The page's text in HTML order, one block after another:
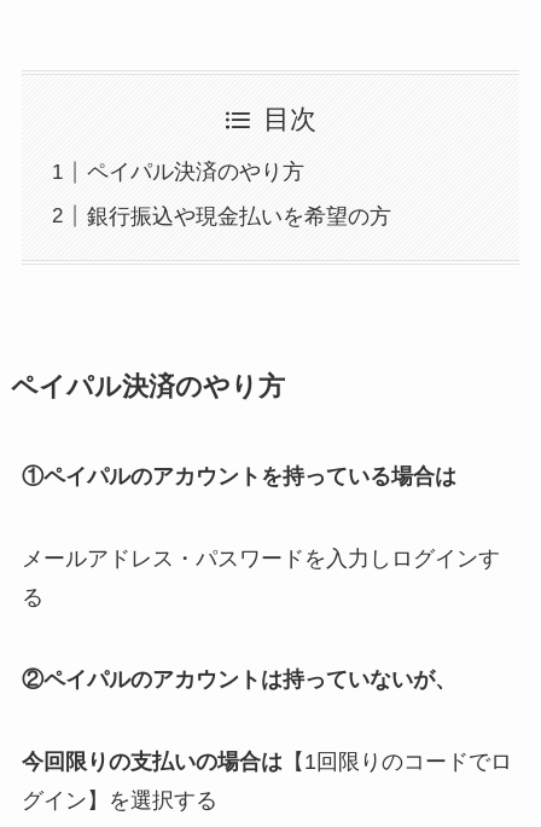
目次
ペイパル決済のやり方
銀行振込や現金払いを希望の方
ペイパル決済のやり方
①ペイパルのアカウントを持っている場合は
メールアドレス・パスワードを入力しログインす
る
②ペイパルのアカウントは持っていないが、
今回限りの支払いの場合は 【1回限りのコードでロ
グイン】を選択する